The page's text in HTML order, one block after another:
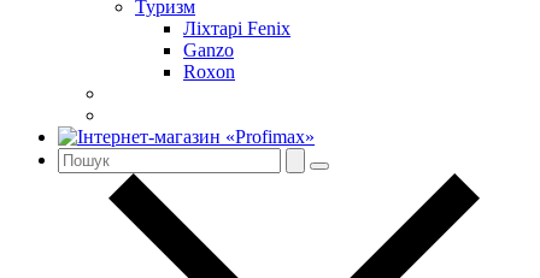
Туризм
Ліхтарі Fenix
Ganzo
Roxon